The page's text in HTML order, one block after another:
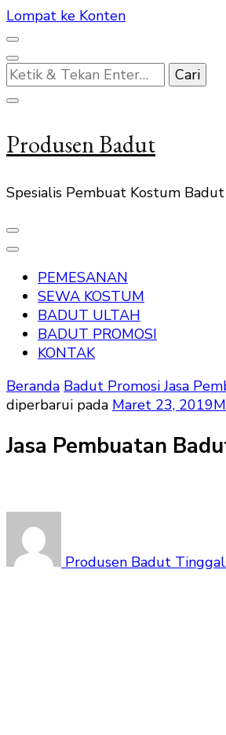
Lompat ke Konten
Mencari
Sesuatu?
Produsen Badut
Spesialis Pembuat Kostum
PEMESANAN
SEWA KOSTUM
BADUT ULTAH
BADUT PROMOSI
KONTAK
Beranda Badut PromosiJasa
diperbarui pada Maret 23, 2019
Jasa Pembuatan
Produsen Badut